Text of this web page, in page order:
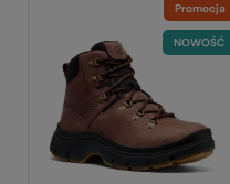
Promocja
NOWOŚĆ